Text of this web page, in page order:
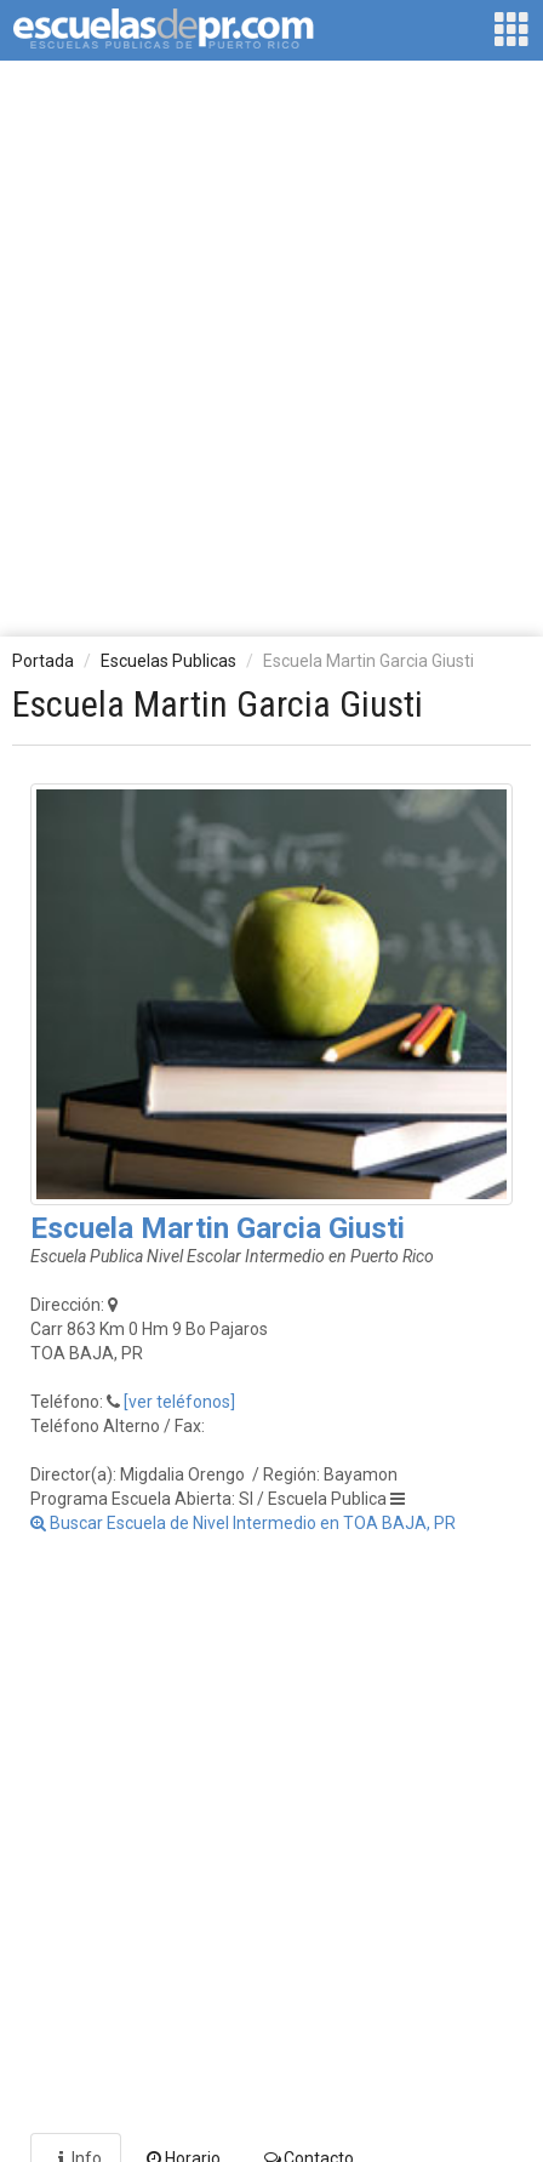
Portada Escuelas Publicas Escuela Martin Garcia Giusti
Escuela Martin Garcia Giusti
Escuela Martin Garcia Giusti
Escuela Publica Nivel Escolar Intermedio en Puerto Rico
Dirección:
Carr 863 Km 0 Hm 9 Bo Pajaros
TOA BAJA, PR
Teléfono:
[ver teléfonos]
Teléfono Alterno / Fax:
Director(a): Migdalia Orengo / Región: Bayamon
Programa Escuela Abierta: SI / Escuela Publica
Buscar Escuela de Nivel Intermedio en TOA BAJA, PR